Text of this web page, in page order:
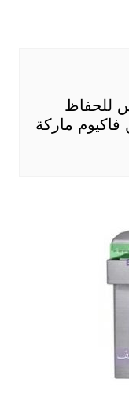
للحفاظ
ماركة